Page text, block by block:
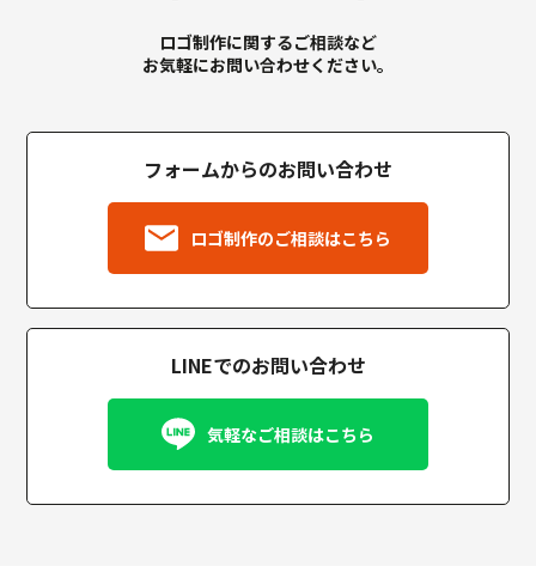
ロゴ制作に関するご相談など
お気軽にお問い合わせください。
フォームからのお問い合わせ
ロゴ制作のご相談はこちら
LINEでのお問い合わせ
気軽なご相談はこちら